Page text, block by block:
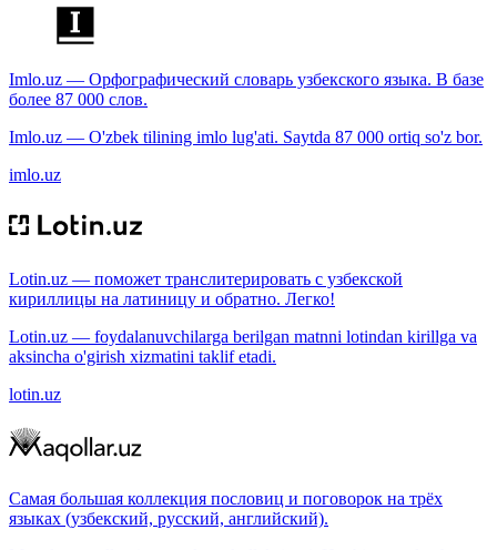
Imlo.uz — Орфографический словарь узбекского языка. В базе
более 87 000 слов.
Imlo.uz — O'zbek tilining imlo lug'ati. Saytda 87 000 ortiq so'z bor.
imlo.uz
Lotin.uz — поможет транслитерировать с узбекской
кириллицы на латиницу и обратно. Легко!
Lotin.uz — foydalanuvchilarga berilgan matnni lotindan kirillga va
aksincha o'girish xizmatini taklif etadi.
lotin.uz
Самая большая коллекция пословиц и поговорок на трёх
языках (узбекский, русский, английский).